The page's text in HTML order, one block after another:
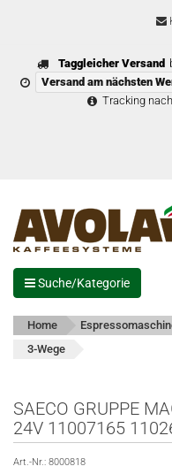
Taggleicher Versand
Versand am nächsten
Tracking
Suche/Kategorie
Home
3-Wege
SAECO GRUPPE
24V 11007165
Art.-Nr.: 8000818